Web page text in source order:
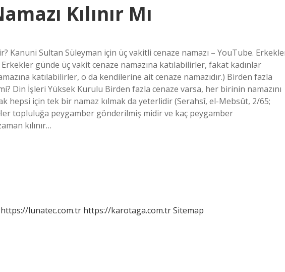
Kılınır Mı
Kanuni Sultan Süleyman için üç vakitli cenaze namazı – ​​YouTube.
günde üç vakit cenaze namazına katılabilirler, fakat kadınlar
katılabilirler, o da kendilerine ait cenaze namazıdır.) Birden fazla
Din İşleri Yüksek Kurulu Birden fazla cenaze varsa, her birinin namazını
hepsi için tek bir namaz kılmak da yeterlidir (Serahsî, el-Mebsût, 2/65;
topluluğa peygamber gönderilmiş midir ve kaç peygamber
kılınır…
https://lunatec.com.tr https://karotaga.com.trSitemap